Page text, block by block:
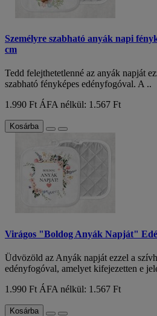
Személyre szabható anyák napi
cm
Tedd felejthetetlenné az anyák napját
szabható fényképes edényfogóval. A ..
1.990 Ft ÁFA nélkül: 1.567 Ft
Kosárba
Virágos "Boldog Anyák Napját"
Üdvözöld az Anyák napját ezzel a
edényfogóval, amelyet kifejezetten e
1.990 Ft ÁFA nélkül: 1.567 Ft
Kosárba